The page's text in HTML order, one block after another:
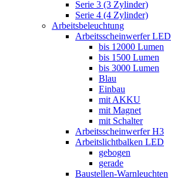
Serie 3 (3 Zylinder)
Serie 4 (4 Zylinder)
Arbeitsbeleuchtung
Arbeitsscheinwerfer LED
bis 12000 Lumen
bis 1500 Lumen
bis 3000 Lumen
Blau
Einbau
mit AKKU
mit Magnet
mit Schalter
Arbeitsscheinwerfer H3
Arbeitslichtbalken LED
gebogen
gerade
Baustellen-Warnleuchten